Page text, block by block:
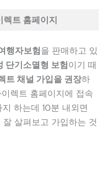
렉트 홈페이지
행자보험을 판매하고 있
단기소멸형 보험이기 때
트 채널 가입을 권장하
렉트 홈페이지에 접속
하는데 10분 내외면
살펴보고 가입하는 것